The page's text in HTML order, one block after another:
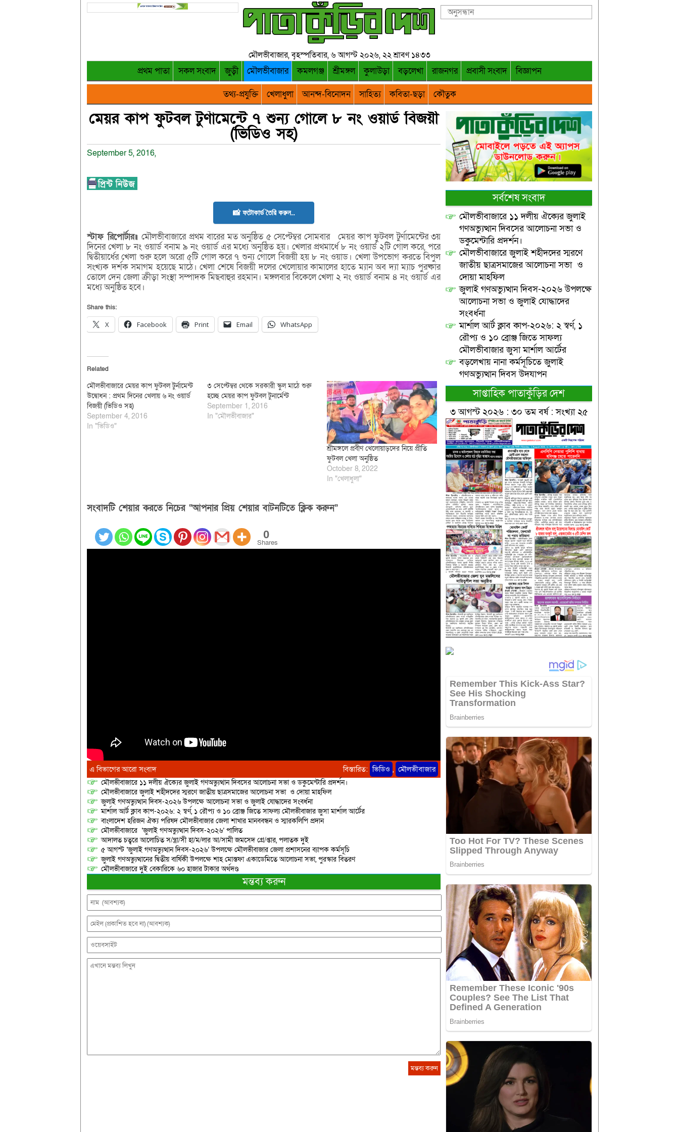
মৌলভীবাজার, বৃহস্পতিবার, ৬ আগস্ট ২০২৬, ২২ শ্রাবণ ১৪৩৩
প্রথম পাতা সকল সংবাদ জুড়ী মৌলভীবাজার কমলগঞ্জ শ্রীমঙ্গল কুলাউড়া বড়লেখা রাজনগর প্রবাসী সংবাদ
বিজ্ঞাপন
তথ্য-প্রযুক্তি
খেলাধুলা আনন্দ-বিনোদন সাহিত্য কবিতা-ছড়া কৌতুক
মেয়র কাপ ফুটবল টুর্ণামেন্টে ৭ শুন্য গোলে ৮ নং ওয়ার্ড বিজয়ী
(ভিডিও সহ)
September 5, 2016,
📸 ফটোকার্ড তৈরি করুন..
স্টাফ রিপোর্টার॥ মৌলভীবাজারে প্রথম বারের মত অনুষ্ঠিত ৫ সেপ্টেম্বর সোমবার মেয়র কাপ ফুটবল টুর্ণামেন্টের ৩য়
দিনের খেলা ৮ নং ওয়ার্ড বনাম ৯ নং ওয়ার্ড এর মধ্যে অনুষ্ঠিত হয়। খেলার প্রথমার্ধে ৮ নং ওয়ার্ড ২টি গোল করে, পরে
দ্বিতীয়ার্ধের খেলা শুরু হলে অরো ৫টি গোল করে ৭ শুন্য গোলে বিজয়ী হয় ৮ নং ওয়াড। খেলা উপভোগ করতে বিপুল
সংখ্যক দর্শক সমাগম হয়েছে মাঠে। খেলা শেষে বিজয়ী দলের খেলোয়ার কামালের হাতে ম্যান অব দ্যা ম্যাচ পুরষ্কার
তোলে দেন জেলা ক্রীড়া সংস্থা সম্পাদক মিছবাহুর রহমান। মঙ্গলবার বিকেলে খেলা ২ নং ওয়ার্ড বনাম ৪ নং ওয়ার্ড এর
মধ্যে অনুষ্ঠিত হবে।
Share this:
X Facebook Print Email WhatsApp
Related
মৌলভীবাজারে মেয়র কাপ ফুটবল টুর্নামেন্ট
উদ্বোধন : প্রথম দিনের খেলায় ৬ নং ওয়ার্ড
বিজয়ী (ভিডিও সহ)
September 4, 2016
In "ভিডিও"
৩ সেপ্টেম্বর থেকে সরকারী স্কুল মাঠে শুরু
হচ্ছে মেয়র কাপ ফুটবল টুনার্মেন্ট
September 1, 2016
In "মৌলভীবাজার"
শ্রীমঙ্গলে প্রবীণ খেলোয়াড়দের নিয়ে প্রীতি
ফুটবল খেলা অনুষ্ঠিত
October 8, 2022
In "খেলাধুলা"
সংবাদটি শেয়ার করতে নিচের “আপনার প্রিয় শেয়ার বাটনটিতে ক্লিক করুন”
0
Shares
এ বিভাগের আরো সংবাদ বিস্তারিত: ভিডিও , মৌলভীবাজার
মৌলভীবাজারে ১১ দলীয় ঐক্যের জুলাই গণঅভ্যুত্থান দিবসের আলোচনা সভা ও ডকুমেন্টারি প্রদর্শন।
মৌলভীবাজারে জুলাই শহীদদের স্মরণে জাতীয় ছাত্রসমাজের আলোচনা সভা ও দোয়া মাহফিল
জুলাই গণঅভ্যুত্থান দিবস-২০২৬ উপলক্ষে আলোচনা সভা ও জুলাই যোদ্ধাদের সংবর্ধনা
মার্শাল আর্ট ক্লাব কাপ-২০২৬: ২ স্বর্ণ, ১ রৌপ্য ও ১০ ব্রোঞ্জ জিতে সাফল্য মৌলভীবাজার জুসা মার্শাল আর্টের
বাংলাদেশ হরিজন ঐক্য পরিষদ মৌলভীবাজার জেলা শাখার মানববন্ধন ও স্মারকলিপি প্রদান
মৌলভীবাজারে ‘জুলাই গণঅভ্যুত্থান দিবস-২০২৬’ পালিত
আদালত চত্বরে আলোচিত স/ন্ত্রা/সী হা/ম/লার আ/সামী জমসেদ গ্রে/প্তার, পলাতক দুই
৫ আগস্ট ‘জুলাই গণঅভ্যুত্থান দিবস-২০২৬’ উপলক্ষে মৌলভীবাজার জেলা প্রশাসনের ব্যাপক কর্মসূচি
জুলাই গণঅভ্যুত্থানের দ্বিতীয় বার্ষিকী উপলক্ষে শাহ মোস্তফা একাডেমিতে আলোচনা সভা, পুরস্কার বিতরণ
মৌলভীবাজারে দুই বেকারিকে ৬০ হাজার টাকার অর্থদণ্ড
মন্তব্য করুন
সর্বশেষ সংবাদ
মৌলভীবাজারে ১১ দলীয় ঐক্যের জুলাই
গণঅভ্যুত্থান দিবসের আলোচনা সভা ও
ডকুমেন্টারি প্রদর্শন।
মৌলভীবাজারে জুলাই শহীদদের স্মরণে
জাতীয় ছাত্রসমাজের আলোচনা সভা ও
দোয়া মাহফিল
জুলাই গণঅভ্যুত্থান দিবস-২০২৬ উপলক্ষে
আলোচনা সভা ও জুলাই যোদ্ধাদের
সংবর্ধনা
মার্শাল আর্ট ক্লাব কাপ-২০২৬: ২ স্বর্ণ, ১
রৌপ্য ও ১০ ব্রোঞ্জ জিতে সাফল্য
মৌলভীবাজার জুসা মার্শাল আর্টের
বড়লেখায় নানা কর্মসূচিতে জুলাই
গণঅভ্যুত্থান দিবস উদযাপন
সাপ্তাহিক পাতাকুঁড়ির দেশ
৩ আগস্ট ২০২৬ : ৩০ তম বর্ষ : সংখ্যা ২৫